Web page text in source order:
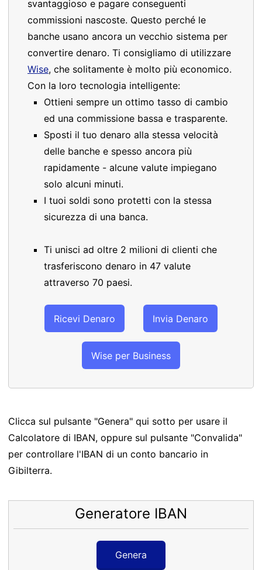
svantaggioso e pagare conseguenti
commissioni nascoste. Questo perché le
banche usano ancora un vecchio sistema per
convertire denaro. Ti consigliamo di utilizzare
Wise, che solitamente è molto più economico.
Con la loro tecnologia intelligente:
Ottieni sempre un ottimo tasso di cambio
ed una commissione bassa e trasparente.
Sposti il tuo denaro alla stessa velocità
delle banche e spesso ancora più
rapidamente - alcune valute impiegano
solo alcuni minuti.
I tuoi soldi sono protetti con la stessa
sicurezza di una banca.
Ti unisci ad oltre 2 milioni di clienti che
trasferiscono denaro in 47 valute
attraverso 70 paesi.
Ricevi Denaro Invia Denaro
Wise per Business
Clicca sul pulsante "Genera" qui sotto per usare il
Calcolatore di IBAN, oppure sul pulsante "Convalida"
per controllare l'IBAN di un conto bancario in
Gibilterra.
Generatore IBAN
Genera